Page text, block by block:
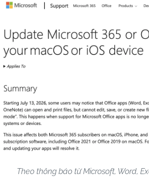
Theo thông báo từ Microsoft, Word,